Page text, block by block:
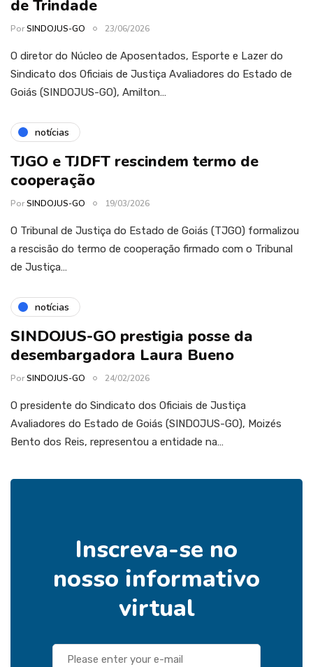
de Trindade
PorSINDOJUS-GO 23/06/2026
O diretor do Núcleo de Aposentados, Esporte e Lazer do
Sindicato dos Oficiais de Justiça Avaliadores do Estado de
Goiás (SINDOJUS-GO), Amilton…
notícias
TJGO e TJDFT rescindem termo de
cooperação
PorSINDOJUS-GO 19/03/2026
O Tribunal de Justiça do Estado de Goiás (TJGO) formalizou
a rescisão do termo de cooperação firmado com o Tribunal
de Justiça…
notícias
SINDOJUS-GO prestigia posse da
desembargadora Laura Bueno
PorSINDOJUS-GO 24/02/2026
O presidente do Sindicato dos Oficiais de Justiça
Avaliadores do Estado de Goiás (SINDOJUS-GO), Moizés
Bento dos Reis, representou a entidade na…
Inscreva-se no
nosso informativo
virtual